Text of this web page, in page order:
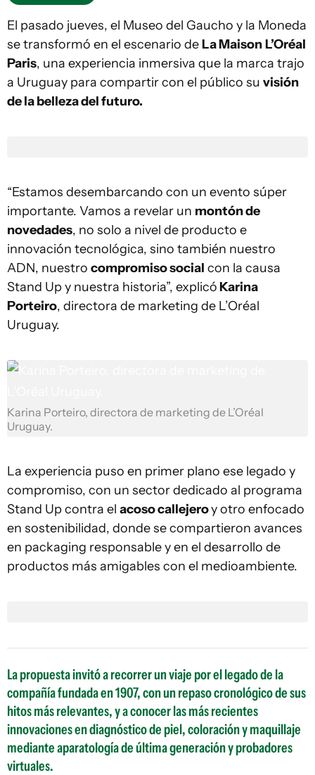
El pasado jueves, el Museo del Gaucho y la Moneda
se transformó en el escenario de La Maison L’Oréal
Paris, una experiencia inmersiva que la marca trajo
a Uruguay para compartir con el público su visión
de la belleza del futuro.
“Estamos desembarcando con un evento súper
importante. Vamos a revelar un montón de
novedades, no solo a nivel de producto e
innovación tecnológica, sino también nuestro
ADN, nuestro compromiso social con la causa
Stand Up y nuestra historia”, explicó Karina
Porteiro, directora de marketing de L’Oréal
Uruguay.
Karina Porteiro, directora de marketing de L’Oréal
Uruguay.
La experiencia puso en primer plano ese legado y
compromiso, con un sector dedicado al programa
Stand Up contra el acoso callejeroy otro enfocado
en sostenibilidad, donde se compartieron avances
en packaging responsable y en el desarrollo de
productos más amigables con el medioambiente.
La propuesta invitó a recorrer un viaje por el legado de la
compañía fundada en 1907, con un repaso cronológico de sus
hitos más relevantes, y a conocer las más recientes
innovaciones en diagnóstico de piel, coloración y maquillaje
mediante aparatología de última generación y probadores
virtuales.